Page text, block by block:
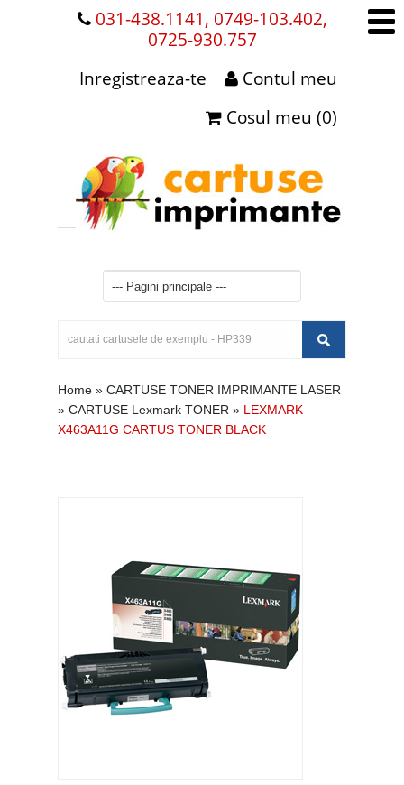
031-438.1141, 0749-103.402,
0725-930.757
Contul meu
Inregistreaza-te
Cosul meu (0)
Home » CARTUSE TONER IMPRIMANTE LASER
» CARTUSE Lexmark TONER » LEXMARK
X463A11G CARTUS TONER BLACK